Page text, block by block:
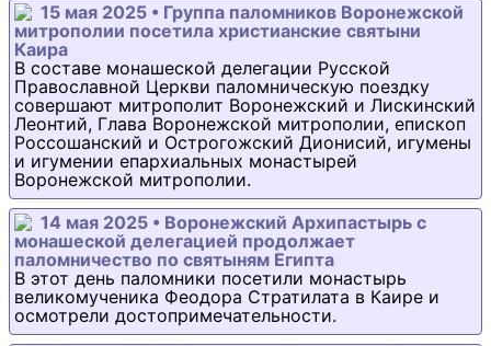
15 мая 2025 • Группа паломников Воронежской
митрополии посетила христианские святыни
Каира
В составе монашеской делегации Русской
Православной Церкви паломническую поездку
совершают митрополит Воронежский и Лискинский
Леонтий, Глава Воронежской митрополии, епископ
Россошанский и Острогожский Дионисий, игумены
и игумении епархиальных монастырей
Воронежской митрополии.
14 мая 2025 • Воронежский Архипастырь с
монашеской делегацией продолжает
паломничество по святыням Египта
В этот день паломники посетили монастырь
великомученика Феодора Стратилата в Каире и
осмотрели достопримечательности.